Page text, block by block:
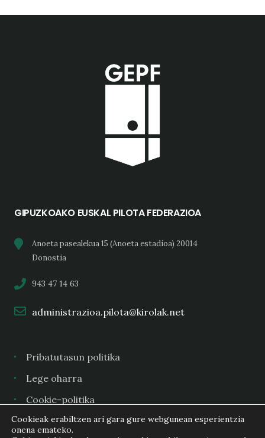
GIPUZKOAKO EUSKAL PILOTA FEDERAZIOA
Anoeta pasealekua 15 (Anoeta estadioa) 20014
Donostia
943 47 14 63
administrazioa.pilota@kirolak.net
Pribatutasun politika
Lege oharra
Cookie-politika
Cookieak erabiltzen ari gara gure webgunean esperientzia
onena emateko.